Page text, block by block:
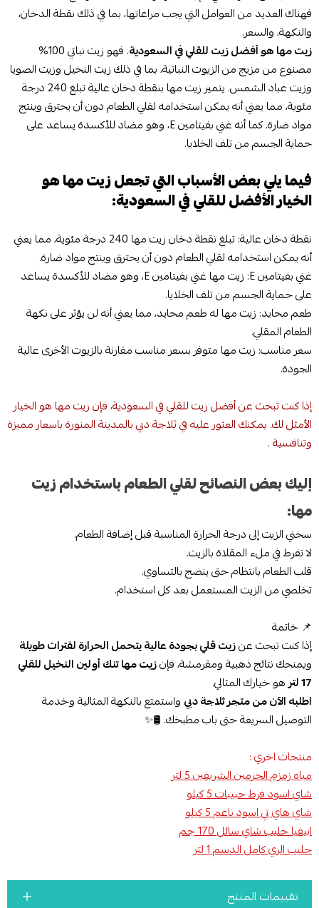
فهناك العديد من العوامل التي يجب مراعاتها، بما في ذلك نقطة الدخان،
والنكهة، والسعر.
زيت مها هو أفضل زيت للقلي في السعودية
. فهو زيت نباتي 100%
مصنوع من مزيج من الزيوت النباتية، بما في ذلك زيت النخيل وزيت الصويا
وزيت عباد الشمس. يتميز زيت مها بنقطة دخان عالية تبلغ 240 درجة
مئوية، مما يعني أنه يمكن استخدامه لقلي الطعام دون أن يحترق وينتج
مواد ضارة. كما أنه غني بفيتامين E، وهو مضاد للأكسدة يساعد على
حماية الجسم من تلف الخلايا.
فيما يلي بعض الأسباب التي تجعل زيت مها هو
الخيار الأفضل للقلي في السعودية:
نقطة دخان عالية: تبلغ نقطة دخان زيت مها 240 درجة مئوية، مما يعني
أنه يمكن استخدامه لقلي الطعام دون أن يحترق وينتج مواد ضارة.
غني بفيتامين E: زيت مها غني بفيتامين E، وهو مضاد للأكسدة يساعد
على حماية الجسم من تلف الخلايا.
طعم محايد: زيت مها له طعم محايد، مما يعني أنه لن يؤثر على نكهة
الطعام المقلي.
سعر مناسب: زيت مها متوفر بسعر مناسب مقارنة بالزيوت الأخرى عالية
الجودة.
إذا كنت تبحث عن أفضل زيت للقلي في السعودية، فإن زيت مها هو الخيار
الأمثل لك. يمكنك العثور عليه في ثلاجة دبي بالمدينة المنورة باسعار مميزة
وتنافسية .
إليك بعض النصائح لقلي الطعام باستخدام زيت
مها:
سخني الزيت إلى درجة الحرارة المناسبة قبل إضافة الطعام.
لا تفرط في ملء المقلاة بالزيت.
قلب الطعام بانتظام حتى ينضج بالتساوي.
تخلصي من الزيت المستعمل بعد كل استخدام.
📌 خاتمة
إذا كنت تبحث عنزيت قلي بجودة عالية يتحمل الحرارة لفترات طويلة
ويمنحك نتائج ذهبية ومقرمشة، فإنزيت مها تنك أولين النخيل للقلي
17 لتر
هو خيارك المثالي.
اطلبه الآن من متجر ثلاجة دبي واستمتع بالنكهة المثالية وخدمة
التوصيل السريعة حتى باب مطبخك. 🛢️✨
منتجات اخري :
مياه زمزم الحرمين الشريفين 5 لتر
شاي اسود فرط حبيبات 5 كيلو
شاي هاي تي اسود ناعم 5 كيلو
ابيفيا حليب شاي سائل 170 جم
حليب الري كامل الدسم 1 لتر
تقييمات المنتج